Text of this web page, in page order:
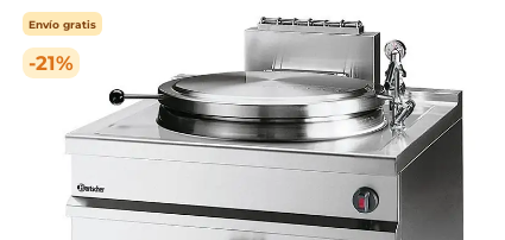
-21%
Envío gratis